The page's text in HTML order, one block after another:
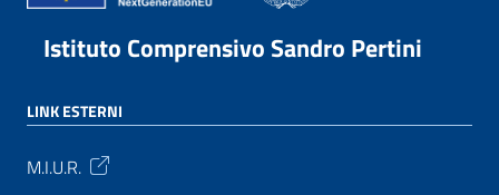
Istituto Comprensivo Sandro Pertini
LINK ESTERNI
M.I.U.R.